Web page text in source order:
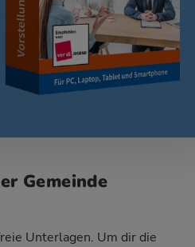
Gemeinde
Unterlagen. Um dir die